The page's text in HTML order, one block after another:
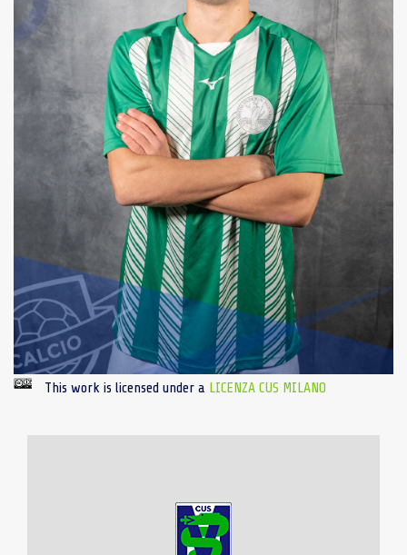
This work is licensed under a LICENZA CUS MILANO